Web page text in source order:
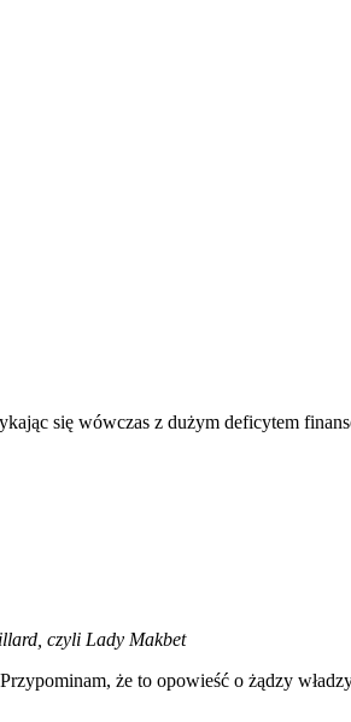
się wówczas z dużym deficytem
czyli Lady Makbet
że to opowieść o żądzy